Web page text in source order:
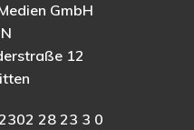
GmbH
12
28 23 3 0